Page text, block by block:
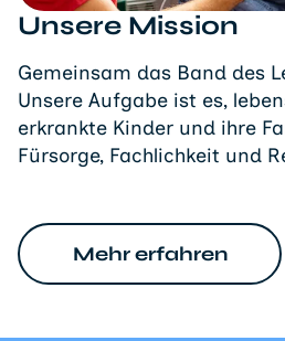
Unsere Mission
Gemeinsam das Band des
Unsere Aufgabe ist es,
erkrankte Kinder und ihre
Fürsorge, Fachlichkeit und
Mehr erfahren